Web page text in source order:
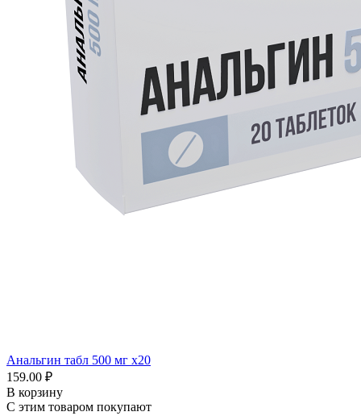
Анальгин табл 500 мг x20
159.00 ₽
В корзину
С этим товаром покупают